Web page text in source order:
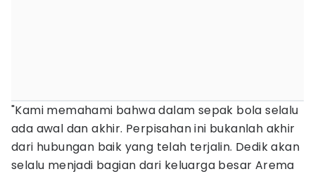
"Kami memahami bahwa dalam sepak bola selalu
ada awal dan akhir. Perpisahan ini bukanlah akhir
dari hubungan baik yang telah terjalin. Dedik akan
selalu menjadi bagian dari keluarga besar Arema